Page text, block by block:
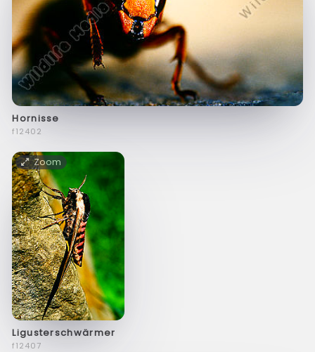
Hornisse
f12402
Zoom
Ligusterschwärmer
f12407